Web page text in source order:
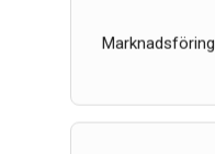
Marknadsföring